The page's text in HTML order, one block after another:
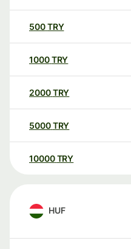
500TRY
1000TRY
2000TRY
5000TRY
10000 TRY
HUF